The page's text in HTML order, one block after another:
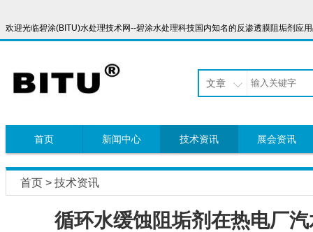
欢迎光临碧涂(BITU)水处理技术网--碧涂水处理科技国内知名的反渗透膜阻垢剂应
文章
首页 新闻中心 技术资讯 展会资讯
首页 > 技术资讯
循环水缓蚀阻垢剂在热电厂